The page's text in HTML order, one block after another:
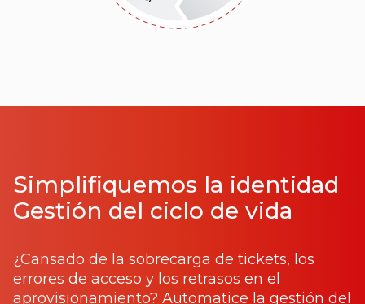
Simplifiquemos la identidad
Gestión del ciclo de vida
¿Cansado de la sobrecarga de tickets, los
errores de acceso y los retrasos en el
aprovisionamiento? Automatice la gestión del